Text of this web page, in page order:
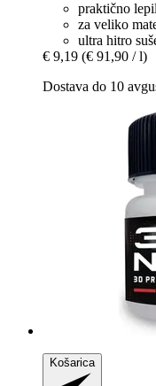
praktično
za veliko
ultra hitro
€ 9,19 (€ 91,90 / l)
Dostava do 10
Košarica